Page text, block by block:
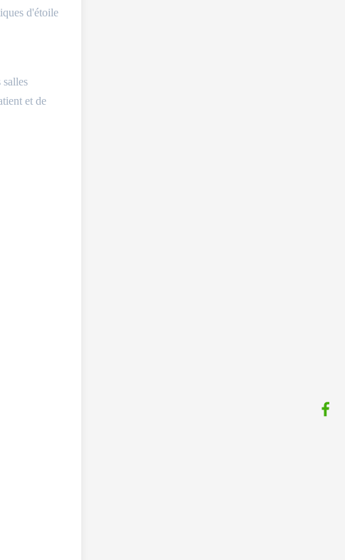
d'étoile
et de